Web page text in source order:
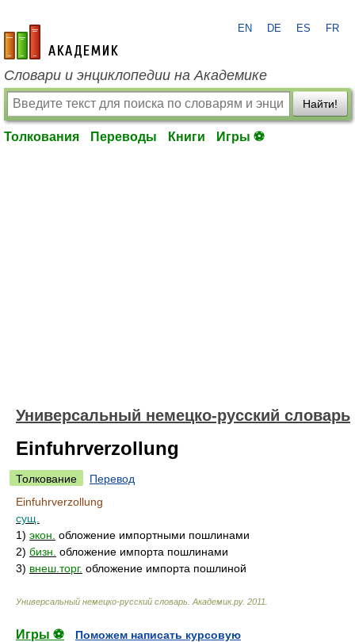
academic.ru
EN DE ES FR
Словари и энциклопедии на Академике
Найти!
Толкования Переводы Книги Игры ⚽
Универсальный немецко-русский словарь
Einfuhrverzollung
Толкование
Перевод
Einfuhrverzollung
сущ.
1) экон. обложение импортными пошлинами
2) бизн. обложение импорта пошлинами
3) внеш.торг. обложение импорта пошлиной
Универсальный немецко-русский словарь Академик.ру. 2011
Игры ⚽
Поможем написать курсовую